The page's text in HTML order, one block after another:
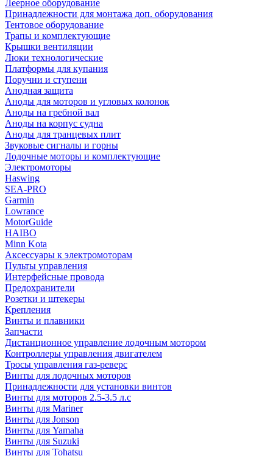
Леерное оборудование
Принадлежности для монтажа доп. оборудования
Тентовое оборудование
Трапы и комплектующие
Крышки вентиляции
Люки технологические
Платформы для купания
Поручни и ступени
Анодная защита
Аноды для моторов и угловых колонок
Аноды на гребной вал
Аноды на корпус судна
Аноды для транцевых плит
Звуковые сигналы и горны
Лодочные моторы и комплектующие
Электромоторы
Haswing
SEA-PRO
Garmin
Lowrance
MotorGuide
HAIBO
Minn Kota
Аксессуары к электромоторам
Пульты управления
Интерфейсные провода
Предохранители
Розетки и штекеры
Крепления
Винты и плавники
Запчасти
Дистанционное управление лодочным мотором
Контроллеры управления двигателем
Тросы управления газ-реверс
Винты для лодочных моторов
Принадлежности для установки винтов
Винты для моторов 2.5-3.5 л.с
Винты для Mariner
Винты для Jonson
Винты для Yamaha
Винты для Suzuki
Винты для Tohatsu